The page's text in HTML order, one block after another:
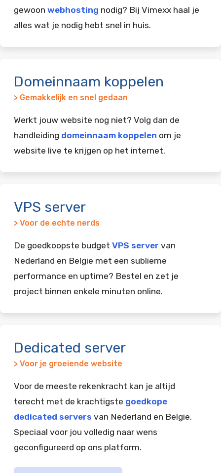
gewoon webhosting nodig? Bij Vimexx haal je
alles wat je nodig hebt snel in huis.
Domeinnaam koppelen
> Gemakkelijk en snel gedaan
Werkt jouw website nog niet? Volg dan de
handleiding domeinnaam koppelen om je
website live te krijgen op het internet.
VPS server
> Voor de echte nerds
De goedkoopste budget VPS server van
Nederland en Belgie met een sublieme
performance en uptime? Bestel en zet je
project binnen enkele minuten online.
Dedicated server
> Voor je groeiende website
Voor de meeste rekenkracht kan je altijd
terecht met de krachtigste goedkope
dedicated servers van Nederland en Belgie.
Speciaal voor jou volledig naar wens
geconfigureerd op ons platform.